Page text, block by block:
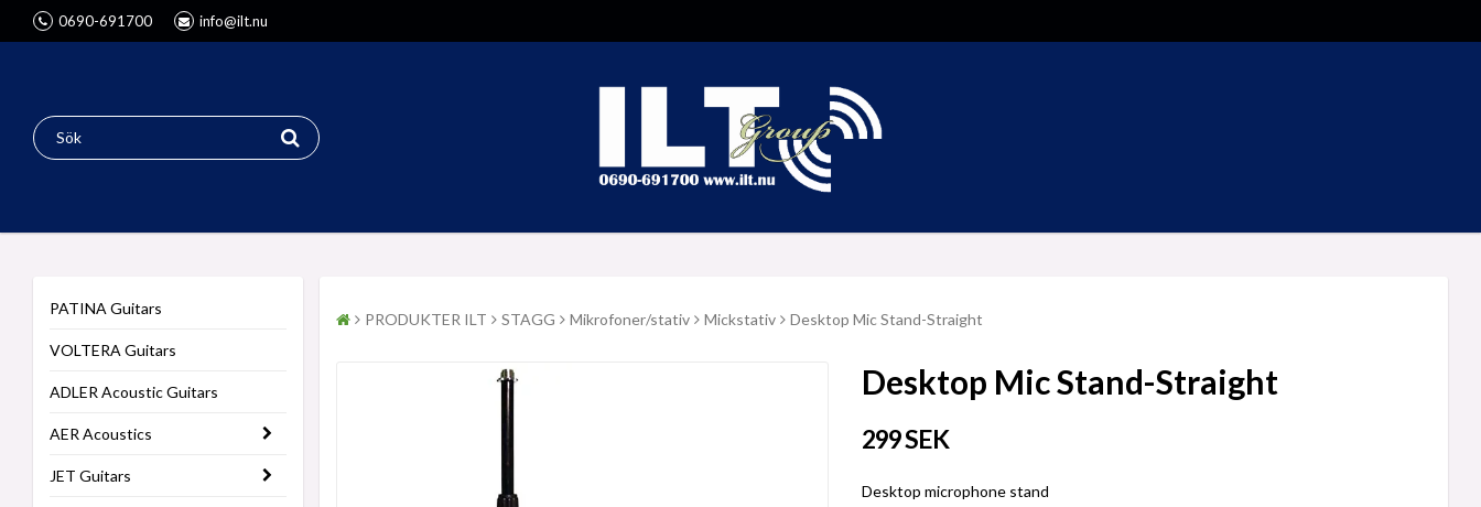
0690-691700 info@ilt.nu
PATINA Guitars
VOLTERA Guitars
ADLER Acoustic Guitars
AER Acoustics
JET Guitars
PRODUKTER ILT STAGG Mikrofoner/stativ Mickstativ Desktop Mic Stand-Straight
Desktop Mic Stand-Straight
299 SEK
Desktop microphone stand